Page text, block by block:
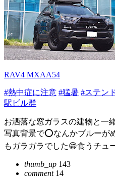
RAV4 MXAA54
#熱中症に注意 #猛暑 #ステン
駅ビル群
お洒落な窓ガラスの建物と一
写真背景で⭕️なんかブルーが
もガラガラでした😁食うチュ
thumb_up 143
comment14